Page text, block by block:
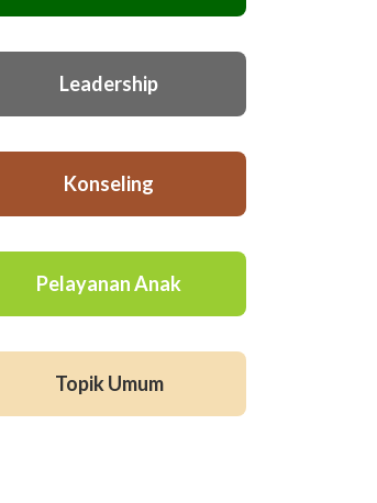
Leadership
Konseling
Pelayanan Anak
Topik Umum